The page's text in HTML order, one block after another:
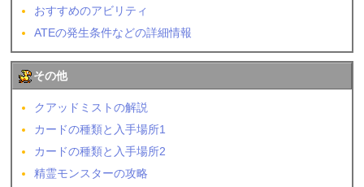
おすすめのアビリティ
ATEの発生条件などの詳細情報
その他
クアッドミストの解説
カードの種類と入手場所1
カードの種類と入手場所2
精霊モンスターの攻略